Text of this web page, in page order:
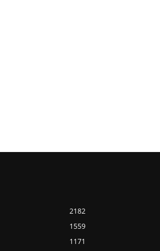
2182
1559
1171